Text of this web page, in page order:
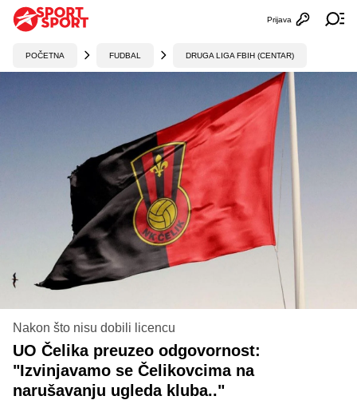
Otvori
Prijava
POČETNA FUDBAL DRUGA LIGA FBIH (CENTAR)
Nakon što nisu dobili licencu
UO Čelika preuzeo odgovornost:
"Izvinjavamo se Čelikovcima na
narušavanju ugleda kluba.."